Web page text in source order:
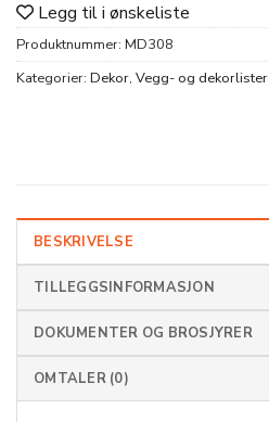
Legg til i ønskeliste
Produktnummer: MD308
Kategorier: Dekor, Vegg- og dekorlister
BESKRIVELSE
TILLEGGSINFORMASJON
DOKUMENTER OG BROSJYRER
OMTALER (0)